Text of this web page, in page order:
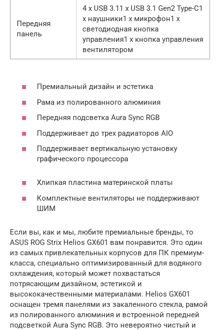
Передняя
панель
4 x USB 3.11 x USB 3.1 Gen2 Type-C1
x наушники1 x микрофон1 x
светодиодная кнопка
управления1 x кнопка управления
вентилятором
Премиальный дизайн и эстетика
Рама из полированного алюминия
Передняя подсветка Aura Sync RGB
Поддерживает до трех радиаторов AIO
Поддерживает вертикальную установку
графического процессора
Хлипкая пластина материнской платы
Комплектные вентиляторы не поддерживают
ШИМ
Если вы, как и мы, любите премиальные бренды, то
ASUS ROG Strix Helios GX601 вам понравится. Это один
из самых привлекательных корпусов для ПК премиум-
класса, специально оптимизированный для водяного
охлаждения, который может похвастаться
потрясающим дизайном, эстетикой и
высококачественными материалами. Helios GX601
оснащен тремя панелями из закаленного стекла, рамой
из полированного алюминия и встроенной передней
подсветкой Aura Sync RGB. Это невероятно чистый и